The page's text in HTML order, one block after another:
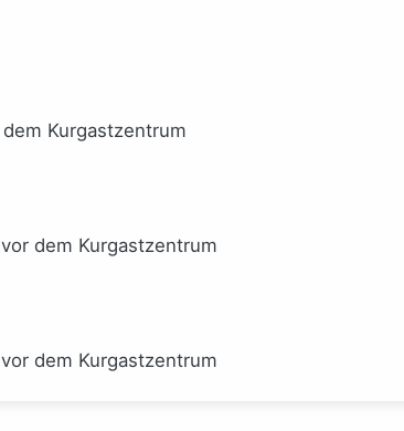
Kurgastzentrum
dem Kurgastzentrum
dem Kurgastzentrum